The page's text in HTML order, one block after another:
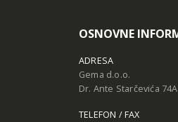
OSNOVNE
ADRESA
Gema d.o.o.
Dr. Ante Starčevića
TELEFON / FAX